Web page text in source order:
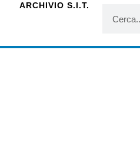
ARCHIVIO S.I.T.